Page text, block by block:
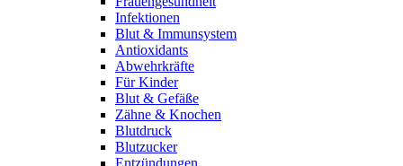
Infektionen
Blut & Immunsystem
Antioxidants
Abwehrkräfte
Für Kinder
Blut & Gefäße
Zähne & Knochen
Blutdruck
Blutzucker
Entzündungen